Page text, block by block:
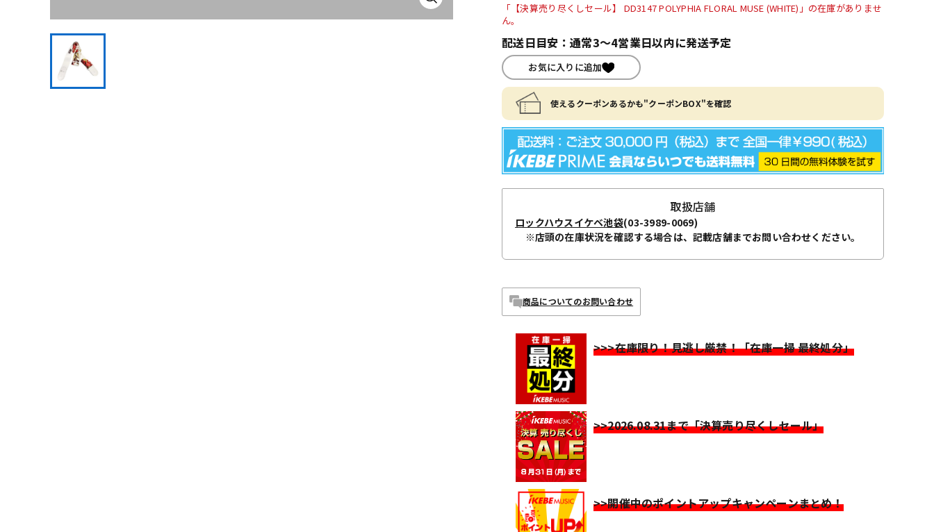
「【決算売り尽くしセール】 DD3147 POLYPHIA FLORAL MUSE (WHITE)」の在庫がありませ
ん。
配送日目安：通常3～4営業日以内に発送予定
お気に入りに追加
使えるクーポンあるかも"クーポンBOX"を確認
取扱店舗
ロックハウスイケベ池袋(03-3989-0069)
※店頭の在庫状況を確認する場合は、記載店舗までお問い合わせください。
商品についてのお問い合わせ
>>>在庫限り！見逃し厳禁！「在庫一掃 最終処分」
>>2026.08.31まで「決算売り尽くしセール」
>>開催中のポイントアップキャンペーンまとめ！